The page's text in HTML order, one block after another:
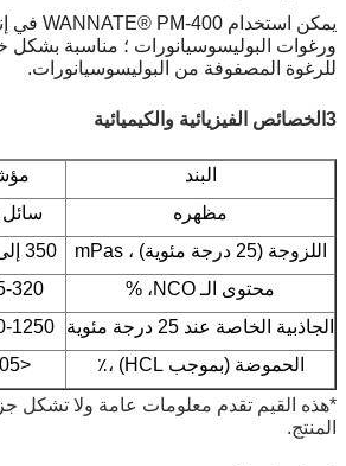
ورغوات البوليسوسيانورات ؛ مناسبة بشكل
للرغوة المصفوفة من البوليسوسيانورات.
3الخصائص الفيزيائية والكيميائية
البند
مظهره
سائل
اللزوجة (25 درجة مئوية) ، mPas
350 إلى 500
محتوى الـ NCO، %
320
الجاذبية الخاصة عند 25 درجة مئوية
1250
الحموضة (بموجب HCL) ،٪
<0.05
*هذه القيم تقدم معلومات عامة ولا تشكل
المنتج.